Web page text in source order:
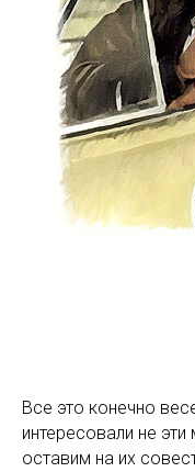
Все это конечно
интересовали не
оставим на их